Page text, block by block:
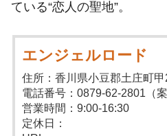
ている“恋人の聖地”。
エンジェルロード
住所：香川県小豆郡土庄町甲
電話番号：0879-62-2801（案
営業時間：9:00-16:30
定休日：